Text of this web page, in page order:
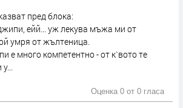
пред блока:
ейй... уж лекува мъжа ми от
умря от жълтеница.
е много компетентно - от к`вото те
Оценка 0 от 0 гласа